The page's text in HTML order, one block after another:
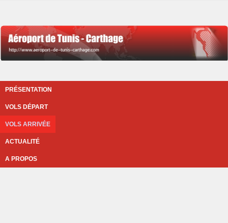
PRÉSENTATION
VOLS DÉPART
VOLS ARRIVÉE
ACTUALITÉ
A PROPOS